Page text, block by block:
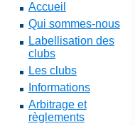
Accueil
Qui sommes-nous
Labellisation des
clubs
Les clubs
Informations
Arbitrage et
règlements